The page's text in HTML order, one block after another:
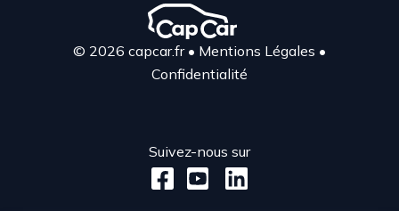
© 2026 capcar.fr• Mentions Légales •
Confidentialité
Suivez-nous sur